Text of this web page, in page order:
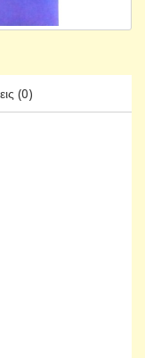
(0)